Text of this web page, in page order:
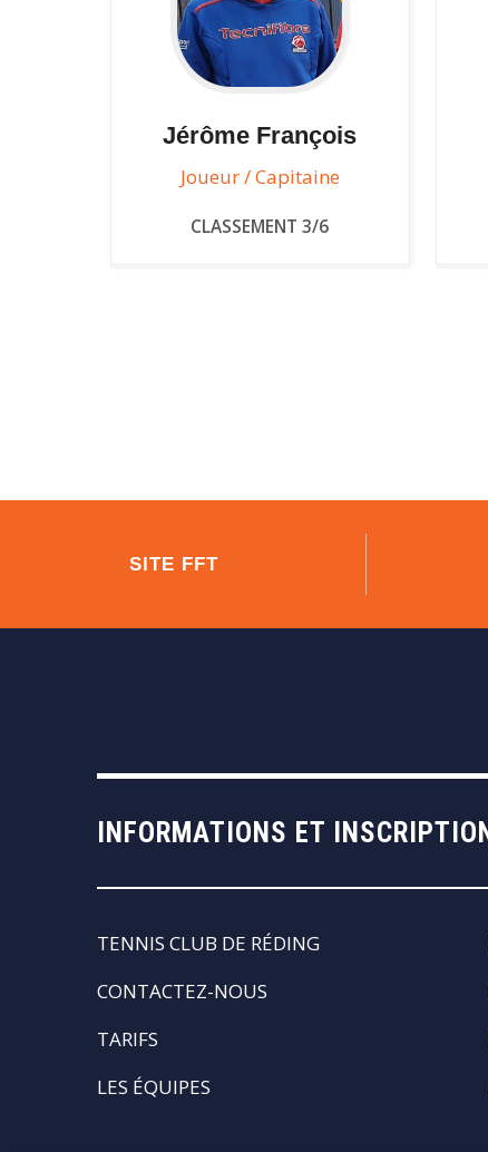
Jérôme François
Joueur / Capitaine
CLASSEMENT 3/6
SITE FFT
INFORMATIONS ET
TENNIS CLUB DE RÉDING
CONTACTEZ-NOUS
TARIFS
LES ÉQUIPES